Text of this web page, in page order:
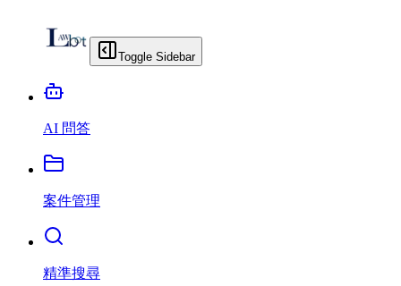
Toggle Sidebar
AI 問答
案件管理
精準搜尋